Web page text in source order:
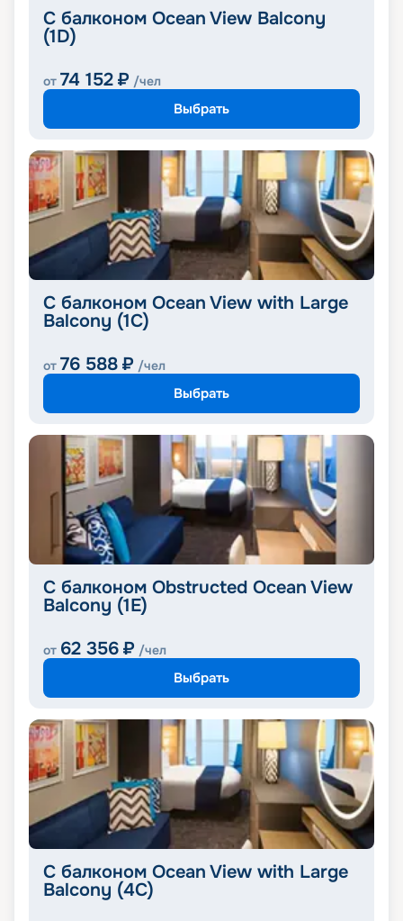
С балконом Ocean View Balcony
(1D)
от 74 152 ₽ /чел
Выбрать
С балконом Ocean View with Large
Balcony (1C)
от 76 588 ₽ /чел
Выбрать
С балконом Obstructed Ocean View
Balcony (1E)
от 62 356 ₽ /чел
Выбрать
С балконом Ocean View with Large
Balcony (4C)